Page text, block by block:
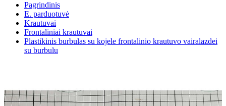
Pagrindinis
E. parduotuvė
Krautuvai
Frontaliniai krautuvai
Plastikinis burbulas su kojele frontalinio krautuvo vairalazdei
su burbulu